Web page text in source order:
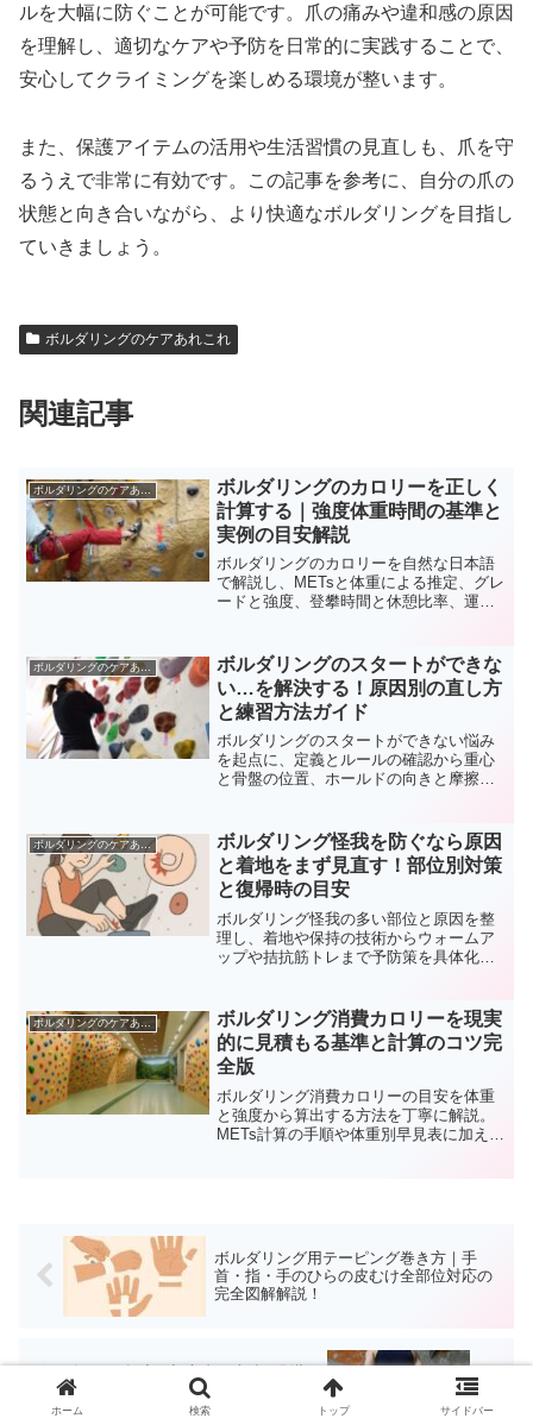
ルを大幅に防ぐことが可能です。爪の痛みや違和感の原因
を理解し、適切なケアや予防を日常的に実践することで、
安心してクライミングを楽しめる環境が整います。
また、保護アイテムの活用や生活習慣の見直しも、爪を守
るうえで非常に有効です。この記事を参考に、自分の爪の
状態と向き合いながら、より快適なボルダリングを目指し
ていきましょう。
ボルダリングのケアあれこれ
関連記事
ボルダリングのカロリーを正しく
計算する｜強度体重時間の基準と
実例の目安解説
ボルダリングのカロリーを自然な日本語
で解説し、METsと体重による推定、グレ
ードと強度、登攀時間と休憩比率、運動
消費を現実的に見積もり、ダイエットや
体力づくりに無理なく活かせます。
ボルダリングのケアあれこれ
ボルダリングのスタートができな
い…を解決する！原因別の直し方
と練習方法ガイド
ボルダリングのスタートができない悩み
を起点に、定義とルールの確認から重心
と骨盤の位置、ホールドの向きと摩擦、
ュエーション別の対処、練習と準備まで
を体系化します。読めば離陸が安定し、
初手へ届く再現性が上がります。
ボルダリングのケアあれこれ
ボルダリング怪我を防ぐなら原因
と着地をまず見直す！部位別対策
と復帰時の目安
ボルダリング怪我の多い部位と原因を整
理し、着地や保持の技術からウォームア
ップや拮抗筋トレまで予防策を具体化し
に上達したい人の不安を減らします。
ボルダリング消費カロリーを現実
的に見積もる基準と計算のコツ完
全版
ボルダリング消費カロリーの目安を体重
と強度から算出する方法を丁寧に解説。
METs計算の手順や体重別早見表に加え、
ボルダリング用テーピング巻き方｜手
首・指・手のひらの皮むけ全部位対応の
完全図解解説！
する？時間と回数のバランスによる体力
と技術の変化を分かりやすく解説
ホーム 検索 トップ サイドバー